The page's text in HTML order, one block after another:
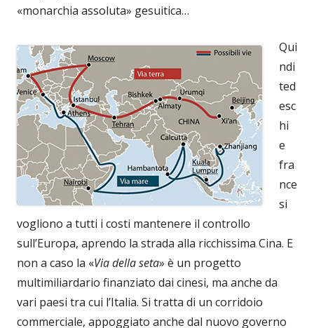
«monarchia assoluta» gesuitica…
Qui
ndi
ted
esc
hi
e
fra
nce
si
vogliono a tutti i costi mantenere il controllo
sull’Europa, aprendo la strada alla ricchissima Cina. E
non a caso la «Via della seta» è un progetto
multimiliardario finanziato dai cinesi, ma anche da
vari paesi tra cui l’Italia. Si tratta di un corridoio
commerciale, appoggiato anche dal nuovo governo